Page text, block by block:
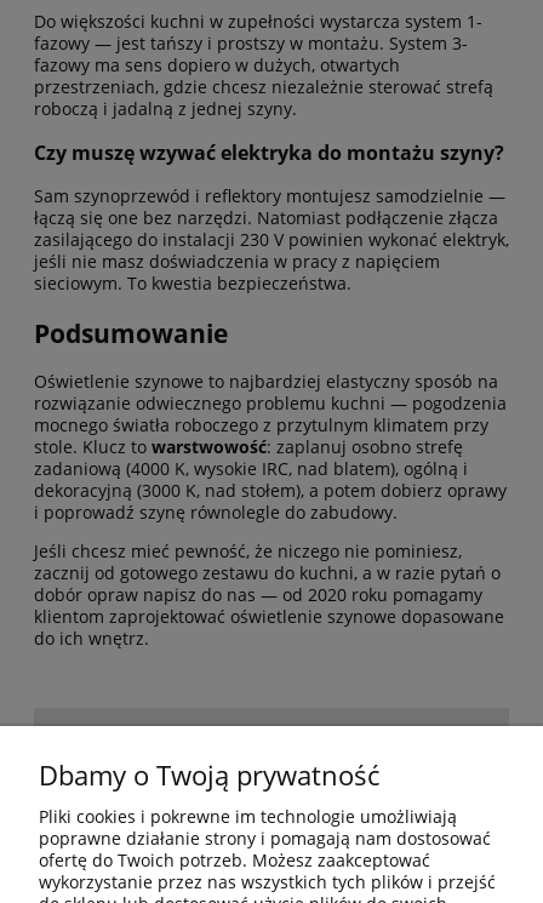
Do większości kuchni w zupełności wystarcza system 1-
fazowy — jest tańszy i prostszy w montażu. System 3-
fazowy ma sens dopiero w dużych, otwartych
przestrzeniach, gdzie chcesz niezależnie sterować strefą
roboczą i jadalną z jednej szyny.
Czy muszę wzywać elektryka do montażu szyny?
Sam szynoprzewód i reflektory montujesz samodzielnie —
łączą się one bez narzędzi. Natomiast podłączenie złącza
zasilającego do instalacji 230 V powinien wykonać elektryk,
jeśli nie masz doświadczenia w pracy z napięciem
sieciowym. To kwestia bezpieczeństwa.
Podsumowanie
Oświetlenie szynowe to najbardziej elastyczny sposób na
rozwiązanie odwiecznego problemu kuchni — pogodzenia
mocnego światła roboczego z przytulnym klimatem przy
stole. Klucz to warstwowość: zaplanuj osobno strefę
zadaniową (4000 K, wysokie IRC, nad blatem), ogólną i
dekoracyjną (3000 K, nad stołem), a potem dobierz oprawy
i poprowadź szynę równolegle do zabudowy.
Jeśli chcesz mieć pewność, że niczego nie pominiesz,
zacznij od gotowego zestawu do kuchni, a w razie pytań o
dobór opraw napisz do nas — od 2020 roku pomagamy
klientom zaprojektować oświetlenie szynowe dopasowane
do ich wnętrz.
BESTSELLERY
Dbamy o Twoją prywatność
Pliki cookies i pokrewne im technologie umożliwiają
poprawne działanie strony i pomagają nam dostosować
ofertę do Twoich potrzeb. Możesz zaakceptować
wykorzystanie przez nas wszystkich tych plików i przejść